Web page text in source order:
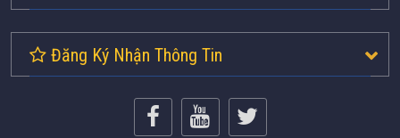
Đăng Ký Nhận Thông Tin